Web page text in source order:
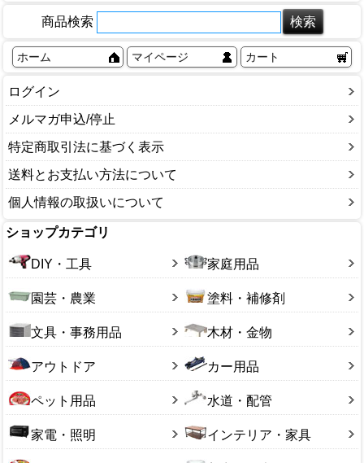
商品検索
ホーム マイページ カート
ログイン
メルマガ申込/停止
特定商取引法に基づく表示
送料とお支払い方法について
個人情報の取扱いについて
ショップカテゴリ
DIY・工具 家庭用品
園芸・農業 塗料・補修剤
文具・事務用品 木材・金物
アウトドア カー用品
ペット用品 水道・配管
家電・照明 インテリア・家具